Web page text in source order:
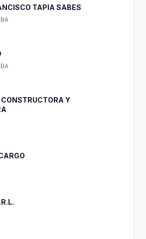
TAPIA SABES
Y